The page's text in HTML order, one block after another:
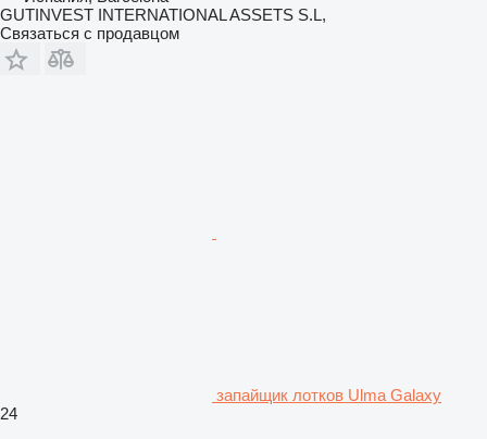
GUTINVEST INTERNATIONAL ASSETS S.L,
Связаться с продавцом
запайщик лотков Ulma Galaxy
24